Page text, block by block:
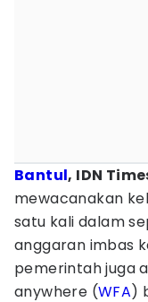
Bantul, IDN
mewacanakan
satu kali dalam
anggaran imbas
pemerintah juga
anywhere (WFA)